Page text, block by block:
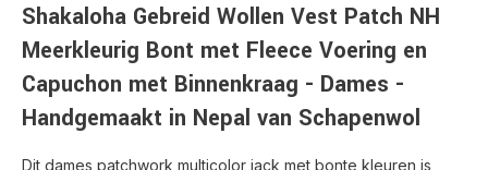
Shakaloha Gebreid Wollen Vest Patch NH
Meerkleurig Bont met Fleece Voering en
Capuchon met Binnenkraag - Dames -
Handgemaakt in Nepal van Schapenwol
Dit dames patchwork multicolor jack met bonte kleuren is